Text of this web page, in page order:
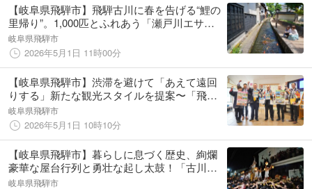
【岐阜県飛騨市】飛騨古川に春を告げる“鯉の
里帰り”。1,000匹とふれあう「瀬戸川エサや
り体験」が待望の再開！～400年の歴史を持つ
水路で、新緑と鯉の躍動に包まれる散策を
岐阜県飛騨市
2026年5月1日 11時00分
【岐阜県飛騨市】渋滞を避けて「あえて遠回
りする」新たな観光スタイルを提案〜「飛騨
ぐるっとスタンプラリー」5月1日より開始。
賑わいの北、癒しの南。あなたはどっち？
岐阜県飛騨市
2026年5月1日 10時10分
【岐阜県飛騨市】暮らしに息づく歴史、絢爛
豪華な屋台行列と勇壮な起し太鼓！「古川
祭」が4月19日・20日に開幕
岐阜県飛騨市